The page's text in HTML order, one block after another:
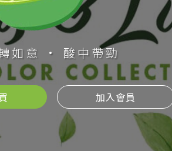
如意 · 酸中帶勁
加入會員